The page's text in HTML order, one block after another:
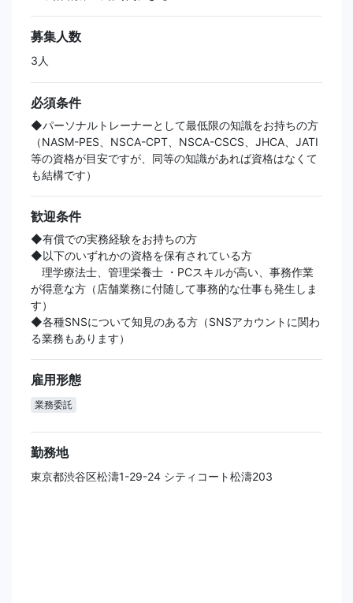
募集人数
3人
必須条件
◆パーソナルトレーナーとして最低限の知識をお持ちの方
（NASM-PES、NSCA-CPT、NSCA-CSCS、JHCA、JATI
等の資格が目安ですが、同等の知識があれば資格はなくて
も結構です）
歓迎条件
◆有償での実務経験をお持ちの方
◆以下のいずれかの資格を保有されている方
理学療法士、管理栄養士 ・PCスキルが高い、事務作業
が得意な方（店舗業務に付随して事務的な仕事も発生しま
す）
◆各種SNSについて知見のある方（SNSアカウントに関わ
る業務もあります）
雇用形態
業務委託
勤務地
東京都渋谷区松濤1-29-24 シティコート松濤203